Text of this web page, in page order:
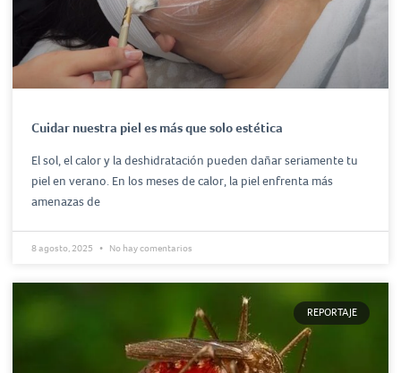
Cuidar nuestra piel es más que solo estética
El sol, el calor y la deshidratación pueden dañar seriamente tu
piel en verano. En los meses de calor, la piel enfrenta más
amenazas de
8 agosto, 2025 No hay comentarios
REPORTAJE